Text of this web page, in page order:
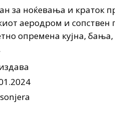
за ноќевања и краток
аеродром и
опремена кујна, бања,